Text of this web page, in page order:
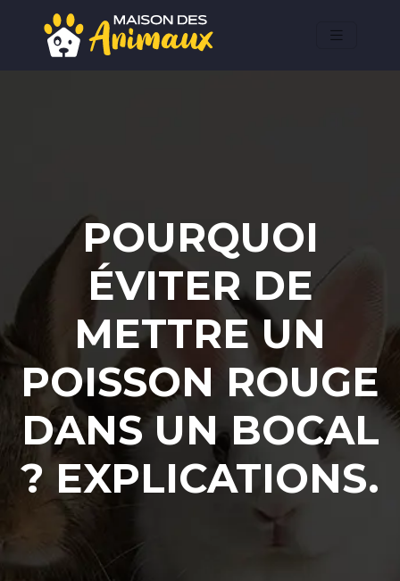
POURQUOI
ÉVITER DE
METTRE UN
POISSON ROUGE
DANS UN BOCAL
? EXPLICATIONS.